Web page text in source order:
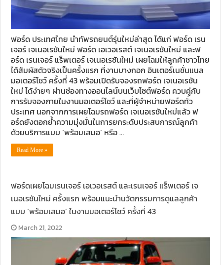
ฟอร์ด ประเทศไทย นำทัพรถยนต์รุ่นใหม่ล่าสุด ได้แก่ ฟอร์ด เรน
เจอร์ เจเนอเรชันใหม่ ฟอร์ด เอเวอเรสต์ เจเนอเรชันใหม่ และฟ
อร์ด เรนเจอร์ แร็พเตอร์ เจเนอเรชันใหม่ เผยโฉมให้ลูกค้าชาวไทย
ได้สัมผัสตัวจริงเป็นครั้งแรก ที่งานบางกอก อินเตอร์เนชั่นแนล
มอเตอร์โชว์ ครั้งที่ 43 พร้อมเปิดรับจองรถฟอร์ด เจเนอเรชัน
ใหม่ ได้ง่ายๆ ผ่านช่องทางออนไลน์บนเว็บไซต์ฟอร์ด ควบคู่กับ
การรับจองภายในงานมอเตอร์โชว์ และที่ผู้จำหน่ายฟอร์ดทั่ว
ประเทศ นอกจากการเผยโฉมรถฟอร์ด เจเนอเรชันใหม่แล้ว ฟ
อร์ดยังตอกย้ำความมุ่งมั่นในการยกระดับประสบการณ์ลูกค้า
ด้วยบริการแบบ ‘พร้อมเสมอ’ หรือ …
Read More »
ฟอร์ดเผยโฉมเรนเจอร์ เอเวอเรสต์ และเรนเจอร์ แร็พเตอร์ เจ
เนอเรชันใหม่ ครั้งแรก พร้อมแนะนำนวัตกรรมการดูแลลูกค้า
แบบ ‘พร้อมเสมอ’ ในงานมอเตอร์โชว์ ครั้งที่ 43
March 21, 2022